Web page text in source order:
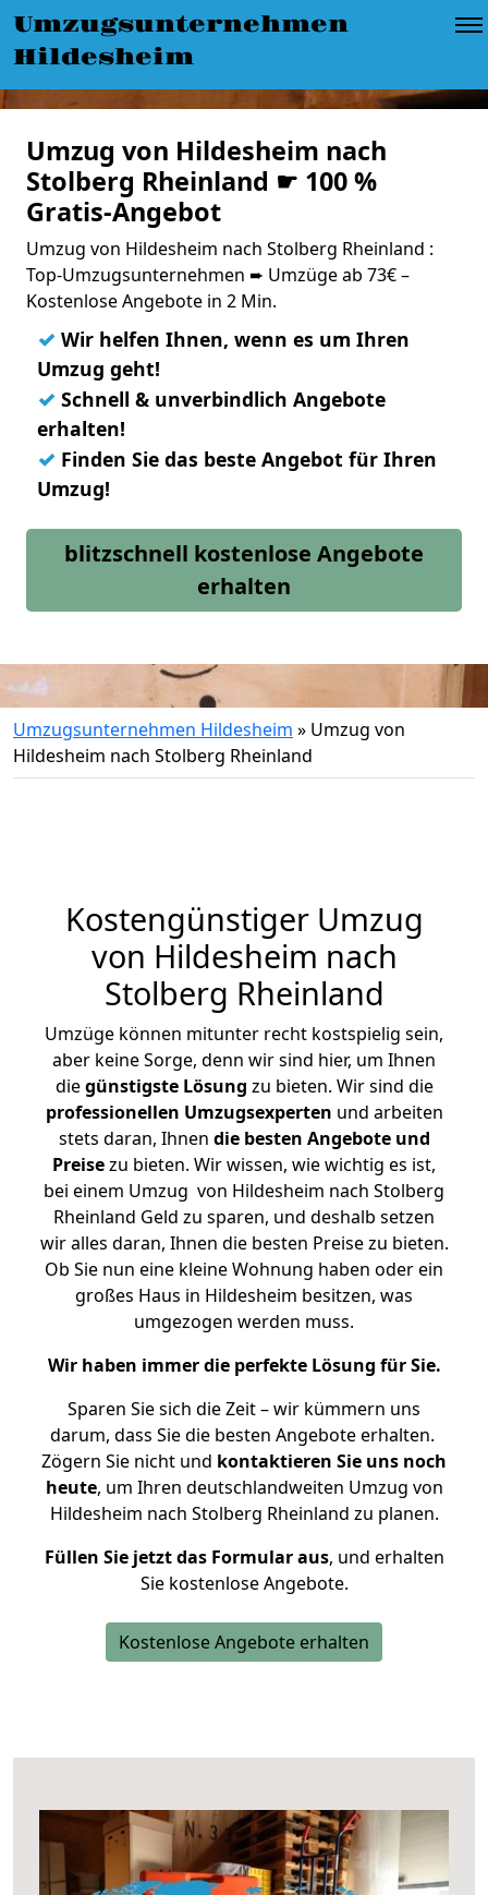
Umzugsunternehmen
Hildesheim
Umzug von Hildesheim nach
Stolberg Rheinland ☛ 100 %
Gratis-Angebot
Umzug von Hildesheim nach Stolberg Rheinland :
Top-Umzugsunternehmen ➨ Umzüge ab 73€ –
Kostenlose Angebote in 2 Min.
✓ Wir helfen Ihnen, wenn es um Ihren
Umzug geht!
✓ Schnell & unverbindlich Angebote
erhalten!
✓ Finden Sie das beste Angebot für Ihren
Umzug!
blitzschnell kostenlose Angebote
erhalten
Umzugsunternehmen Hildesheim » Umzug von
Hildesheim nach Stolberg Rheinland
Kostengünstiger Umzug
von Hildesheim nach
Stolberg Rheinland
Umzüge können mitunter recht kostspielig sein,
aber keine Sorge, denn wir sind hier, um Ihnen
diegünstigste Lösung zu bieten. Wir sind die
professionellen Umzugsexperten und arbeiten
stets daran, Ihnen die besten Angebote und
Preisezu bieten. Wir wissen, wie wichtig es ist,
bei einem Umzug von Hildesheim nach Stolberg
Rheinland Geld zu sparen, und deshalb setzen
wir alles daran, Ihnen die besten Preise zu bieten.
Ob Sie nun eine kleine Wohnung haben oder ein
großes Haus in Hildesheim besitzen, was
umgezogen werden muss.
Wir haben immer die perfekte Lösung für Sie.
Sparen Sie sich die Zeit – wir kümmern uns
darum, dass Sie die besten Angebote erhalten.
Zögern Sie nicht und kontaktieren Sie uns noch
heute, um Ihren deutschlandweiten Umzug von
Hildesheim nach Stolberg Rheinland zu planen.
Füllen Sie jetzt das Formular aus, und erhalten
Sie kostenlose Angebote.
Kostenlose Angebote erhalten